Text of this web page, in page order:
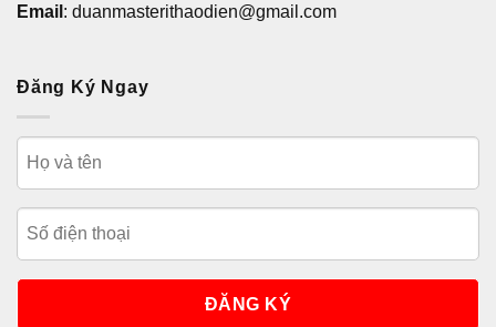
Email : duanmasterithaodien@gmail.com
Đăng Ký Ngay